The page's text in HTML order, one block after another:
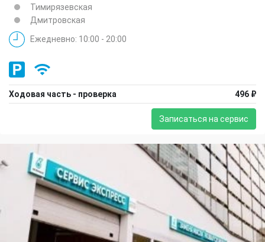
Тимирязевская
Дмитровская
Ежедневно: 10:00 - 20:00
Ходовая часть - проверка 496 ₽
Записаться на сервис